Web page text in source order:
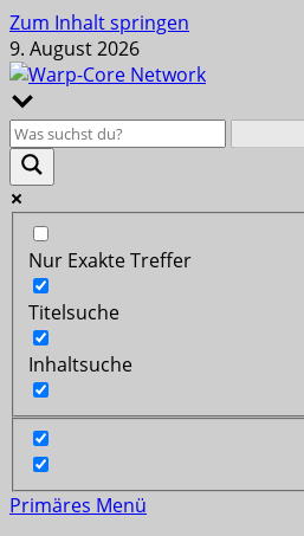
Zum Inhalt springen
9. August 2026
Nur Exakte Treffer
Titelsuche
Inhaltsuche
Primäres Menü